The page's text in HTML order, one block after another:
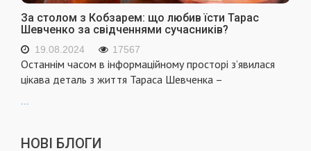
За столом з Кобзарем: що любив їсти Тарас
Шевченко за свідченнями сучасників?
19.08.2024 17567
Останнім часом в інформаційному просторі з’явилася
цікава деталь з життя Тараса Шевченка –
НОВІ БЛОГИ